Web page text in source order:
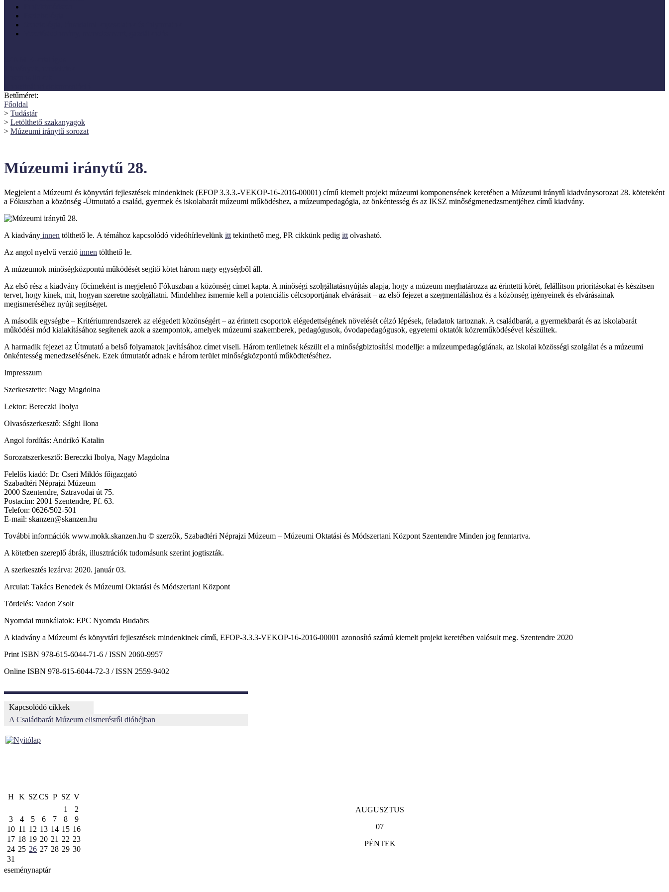
Betűméret:
Főoldal
> Tudástár
> Letölthető szakanyagok
> Múzeumi iránytű sorozat
Múzeumi iránytű 28.
Megjelent a Múzeumi és könyvtári fejlesztések mindenkinek (EFOP 3.3.3.-VEKOP-16-2016-00001) című kiemelt projekt múzeumi komponensének keretében a Múzeumi iránytű kiadványsorozat 28. köteteként
a Fókuszban a közönség -Útmutató a család, gyermek és iskolabarát múzeumi működéshez, a múzeumpedagógia, az önkéntesség és az IKSZ minőségmenedzsmentjéhez című kiadvány.
A kiadvány innen tölthető le. A témához kapcsolódó videóhírlevelünk itt tekinthető meg, PR cikkünk pedig itt olvasható.
Az angol nyelvű verzió innen tölthető le.
A múzeumok minőségközpontú működését segítő kötet három nagy egységből áll.
Az első rész a kiadvány főcímeként is megjelenő Fókuszban a közönség címet kapta. A minőségi szolgáltatásnyújtás alapja, hogy a múzeum meghatározza az érintetti körét, felállítson prioritásokat és készítsen
tervet, hogy kinek, mit, hogyan szeretne szolgáltatni. Mindehhez ismernie kell a potenciális célcsoportjának elvárásait – az első fejezet a szegmentáláshoz és a közönség igényeinek és elvárásainak
megismeréséhez nyújt segítséget.
A második egységbe – Kritériumrendszerek az elégedett közönségért – az érintett csoportok elégedettségének növelését célzó lépések, feladatok tartoznak. A családbarát, a gyermekbarát és az iskolabarát
működési mód kialakításához segítenek azok a szempontok, amelyek múzeumi szakemberek, pedagógusok, óvodapedagógusok, egyetemi oktatók közreműködésével készültek.
A harmadik fejezet az Útmutató a belső folyamatok javításához címet viseli. Három területnek készült el a minőségbiztosítási modellje: a múzeumpedagógiának, az iskolai közösségi szolgálat és a múzeumi
önkéntesség menedzselésének. Ezek útmutatót adnak e három terület minőségközpontú működtetéséhez.
Impresszum
Szerkesztette: Nagy Magdolna
Lektor: Bereczki Ibolya
Olvasószerkesztő: Sághi Ilona
Angol fordítás: Andrikó Katalin
Sorozatszerkesztő: Bereczki Ibolya, Nagy Magdolna
Felelős kiadó: Dr. Cseri Miklós főigazgató
Szabadtéri Néprajzi Múzeum
2000 Szentendre, Sztravodai út 75.
Postacím: 2001 Szentendre, Pf. 63.
Telefon: 0626/502-501
E-mail: skanzen@skanzen.hu
További információk www.mokk.skanzen.hu © szerzők, Szabadtéri Néprajzi Múzeum – Múzeumi Oktatási és Módszertani Központ Szentendre Minden jog fenntartva.
A kötetben szereplő ábrák, illusztrációk tudomásunk szerint jogtiszták.
A szerkesztés lezárva: 2020. január 03.
Arculat: Takács Benedek és Múzeumi Oktatási és Módszertani Központ
Tördelés: Vadon Zsolt
Nyomdai munkálatok: EPC Nyomda Budaörs
A kiadvány a Múzeumi és könyvtári fejlesztések mindenkinek című, EFOP-3.3.3-VEKOP-16-2016-00001 azonosító számú kiemelt projekt keretében valósult meg. Szentendre 2020
Print ISBN 978-615-6044-71-6 / ISSN 2060-9957
Online ISBN 978-615-6044-72-3 / ISSN 2559-9402
Kapcsolódó cikkek
A Családbarát Múzeum elismerésről dióhéjban
H K SZCS P SZ V
1
2
3
4 5 6 7 8
9
10 11 12 13 14 15 16
17 18 19 20 21 22 23
24 25 26 27 28 29 30
31
AUGUSZTUS
07
PÉNTEK
eseménynaptár